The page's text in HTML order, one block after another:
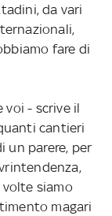
da vari
fare di
voi - scrive il
cantieri
un parere, per
siamo
magari